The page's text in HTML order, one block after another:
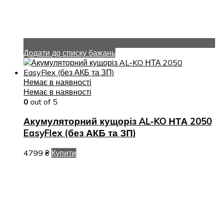
Додати до списку бажань
Немає в наявності
Немає в наявності
0 out of 5
Акумуляторний кущоріз AL-KO НТА 2050
EasyFlex (без АКБ та ЗП)
4799 ₴ Купити